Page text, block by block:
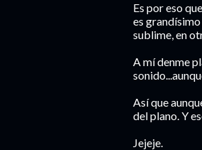
Es por eso
es
sublime, en
A mí denme
Así que
del plano. Y
Jejeje.